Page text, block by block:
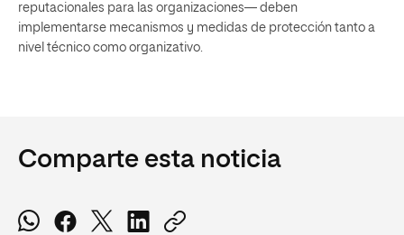
reputacionales para las organizaciones— deben
implementarse mecanismos y medidas de protección tanto a
nivel técnico como organizativo.
Comparte esta noticia